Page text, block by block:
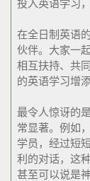
投入英语学习
在全日制英语
伙伴。大家一
相互扶持、共
的英语学习增
最令人惊讶的
常显著。例如
学员，经过短
利的对话，这
甚至可以说是